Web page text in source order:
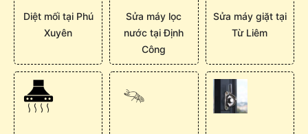
Diệt mối tại Phú
Xuyên
Sửa máy lọc
nước tại Định
Công
Sửa máy giặt tại
Từ Liêm